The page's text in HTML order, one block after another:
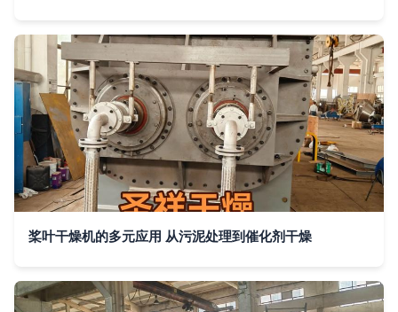
桨叶干燥机的多元应用 从污泥处理到催化剂干燥